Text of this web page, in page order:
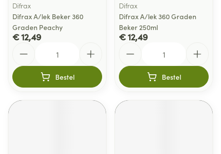
Difrax
Difrax A/lek Beker 360
Graden Peachy
€ 12,49
Bestel
Difrax
Difrax A/lek 360 Graden
Beker 250ml
€ 12,49
Bestel